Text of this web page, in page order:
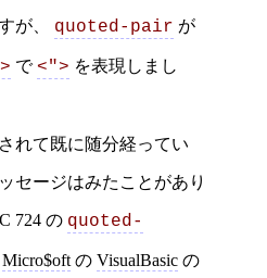
が、 quoted-pair が
で<"> を表現しまし
れて既に随分経ってい
セージはみたことがあり
724 の quoted-
Micro$oft の VisualBasic の